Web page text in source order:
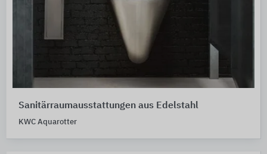
Sanitärraumausstattungen aus Edelstahl
KWC Aquarotter